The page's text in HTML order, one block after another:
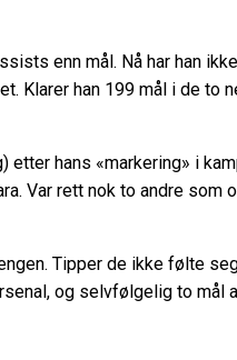
enn mål. Nå har han
Klarer han 199 mål i de to
hans «markering» i
Var rett nok to andre som
Tipper de ikke følte
og selvfølgelig to mål